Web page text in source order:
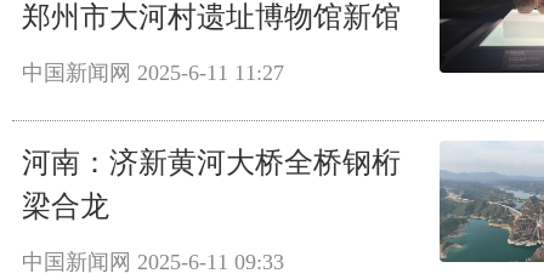
郑州市大河村遗址博物馆新馆
中国新闻网 2025-6-11 11:27
河南：济新黄河大桥全桥钢桁
梁合龙
中国新闻网 2025-6-11 09:33